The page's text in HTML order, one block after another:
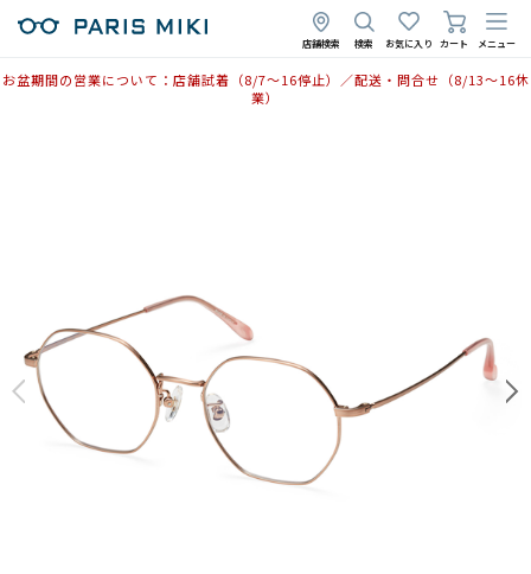
店舗検索 検索 お気に入り カート メニュー
お盆期間の営業について：店舗試着（8/7〜16停止）／配送・問合せ（8/13〜16休
業）